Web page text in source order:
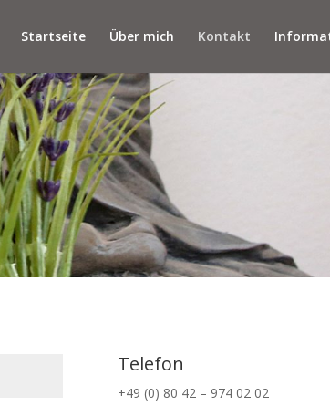
Startseite Über mich Kontakt
Telefon
+49 (0) 80 42 – 974 02 02